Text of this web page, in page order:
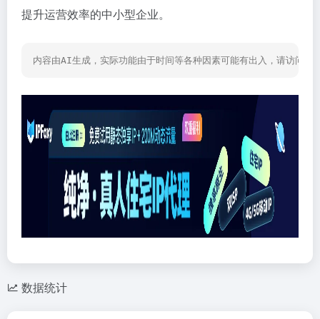
提升运营效率的中小型企业。
内容由AI生成，实际功能由于时间等各种因素可能有出入，请访问网
数据统计